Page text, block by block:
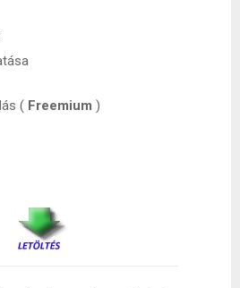
( Freemium )